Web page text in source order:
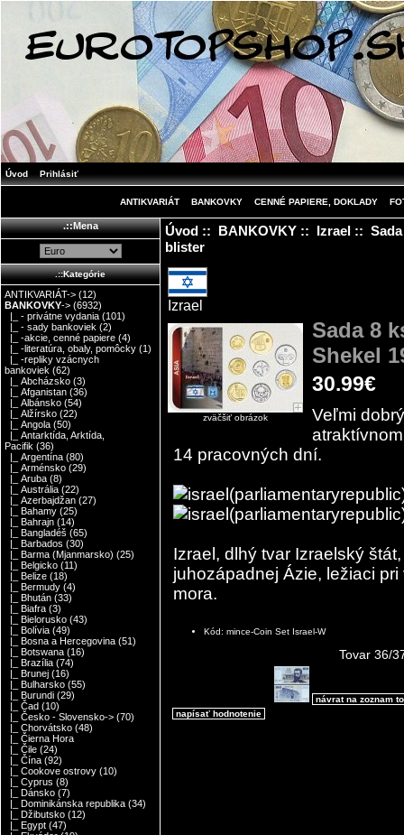
Úvod Prihlásiť
ANTIKVARIÁT BANKOVKY CENNÉ PAPIERE, DOKLADY
.::Mena
.::Kategórie
ANTIKVARIÁT-> (12)
BANKOVKY-> (6932)
|_ - privátne vydania (101)
|_ - sady bankoviek (2)
|_ -akcie, cenné papiere (4)
|_ -literatúra, obaly, pomôcky (1)
|_ -repliky vzácnych
bankoviek (62)
|_ Abcházsko (3)
|_ Afganistan (36)
|_ Albánsko (54)
|_ Alžírsko (22)
|_ Angola (50)
|_ Antarktída, Arktída,
Pacifik (36)
|_ Argentína (80)
|_ Arménsko (29)
|_ Aruba (8)
|_ Austrália (22)
|_ Azerbajdžan (27)
|_ Bahamy (25)
|_ Bahrajn (14)
|_ Bangladéš (65)
|_ Barbados (30)
|_ Barma (Mjanmarsko) (25)
|_ Belgicko (11)
|_ Belize (18)
|_ Bermudy (4)
|_ Bhután (33)
|_ Biafra (3)
|_ Bielorusko (43)
|_ Bolívia (49)
|_ Bosna a Hercegovina (51)
|_ Botswana (16)
|_ Brazília (74)
|_ Brunej (16)
|_ Bulharsko (55)
|_ Burundi (29)
|_ Čad (10)
|_ Česko - Slovensko-> (70)
|_ Chorvátsko (48)
|_ Čierna Hora
|_ Čile (24)
|_ Čína (92)
|_ Cookove ostrovy (10)
|_ Cyprus (8)
|_ Dánsko (7)
|_ Dominikánska republika (34)
|_ Džibutsko (12)
|_ Egypt (47)
Úvod:: BANKOVKY:: Izrael:: Sada
blister
Izrael
zväčšiť obrázok
Sada 8
Shekel
30.99€
Veľmi
14 pracovných dní.
Izrael, dlhý tvar Izraelský
juhozápadnej Ázie, ležiaci
mora.
Kód: mince-Coin Set Israel-W
Tovar 36/
návrat na zoznam
napísať hodnotenie